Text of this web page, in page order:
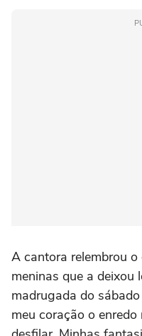
A cantora relembrou
meninas que a
madrugada do
meu coração o